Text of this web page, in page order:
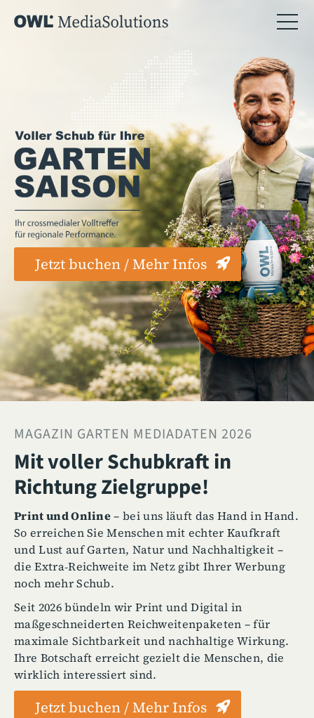
Jetzt buchen / Mehr Infos
MAGAZIN GARTEN MEDIADATEN 2026
Mit voller Schubkraft in
Richtung Zielgruppe!
Print und Online– bei uns läuft das Hand in Hand.
So erreichen Sie Menschen mit echter Kaufkraft
und Lust auf Garten, Natur und Nachhaltigkeit –
die Extra‑Reichweite im Netz gibt Ihrer Werbung
noch mehr Schub.
Seit 2026 bündeln wir Print und Digital in
maßgeschneiderten Reichweitenpaketen – für
maximale Sichtbarkeit und nachhaltige Wirkung.
Ihre Botschaft erreicht gezielt die Menschen, die
wirklich interessiert sind.
Jetzt buchen / Mehr Infos